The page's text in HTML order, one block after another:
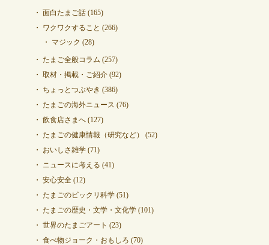
面白たまご話(165)
ワクワクすること (266)
マジック (28)
たまご全般コラム (257)
取材・掲載・ご紹介(92)
ちょっとつぶやき (386)
たまごの海外ニュース (76)
飲食店さまへ(127)
たまごの健康情報（研究など）
(52)
おいしさ雑学(71)
ニュースに考える (41)
安心安全(12)
たまごのビックリ科学(51)
たまごの歴史・文学・文化学(101)
世界のたまごアート (23)
食べ物ジョーク・おもしろ (70)